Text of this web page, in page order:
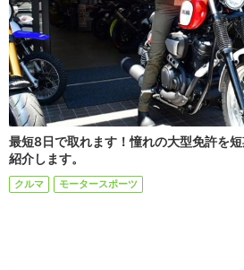
最短8日で取れます！憧れの大型免許を
紹介します。
クルマ モータースポーツ